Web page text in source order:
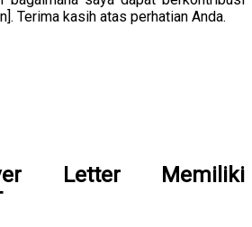
Terima kasih atas perhatian Anda.
Letter Memiliki